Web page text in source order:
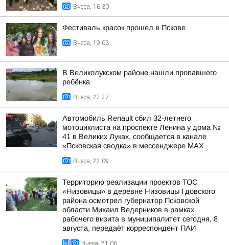
Вчера, 16:30
Фестиваль красок прошел в Пскове
Вчера, 19:03
В Великолукском районе нашли пропавшего
ребёнка
Вчера, 22:27
Автомобиль Renault сбил 32-летнего
мотоциклиста на проспекте Ленина у дома №
41 в Великих Луках, сообщается в канале
«Псковская сводка» в мессенджере MAX
Вчера, 22:09
Территорию реализации проектов ТОС
«Низовицы» в деревне Низовицы Гдовского
района осмотрел губернатор Псковской
области Михаил Ведерников в рамках
рабочего визита в муниципалитет сегодня, 8
августа, передаёт корреспондент ПАИ
Вчера, 21:06